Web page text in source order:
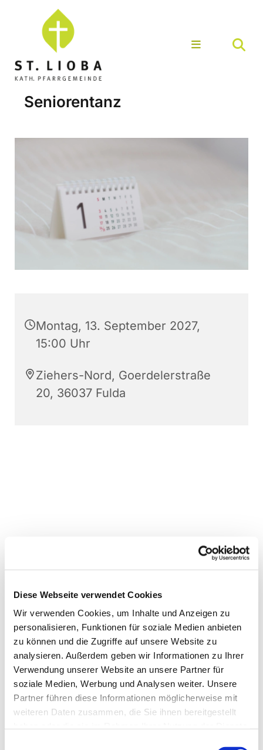
Diese Webseite verwendet Cookies
Wir verwenden Cookies, um Inhalte und Anzeigen zu
personalisieren, Funktionen für soziale Medien anbieten
zu können und die Zugriffe auf unsere Website zu
analysieren. Außerdem geben wir Informationen zu Ihrer
Verwendung unserer Website an unsere Partner für
soziale Medien, Werbung und Analysen weiter. Unsere
Partner führen diese Informationen möglicherweise mit
weiteren Daten zusammen, die Sie ihnen bereitgestellt
Seniorentanz
Montag, 13. September 2027,
15:00 Uhr
Ziehers-Nord, Goerdelerstraße
20, 36037 Fulda
Dies könnte Sie auch
interessieren